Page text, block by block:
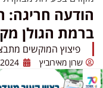
הודעה חריגה:
ברמת הגולן
פיצוץ המוקשים
שרון מאירוביץ